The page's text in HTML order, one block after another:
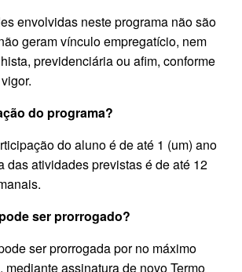
envolvidas neste programa não são
geram vínculo empregatício, nem
previdenciária ou afim, conforme
do programa?
do aluno é de até 1 (um) ano
das atividades previstas é de até 12
ser prorrogado?
ser prorrogada por no máximo
mediante assinatura de novo Termo